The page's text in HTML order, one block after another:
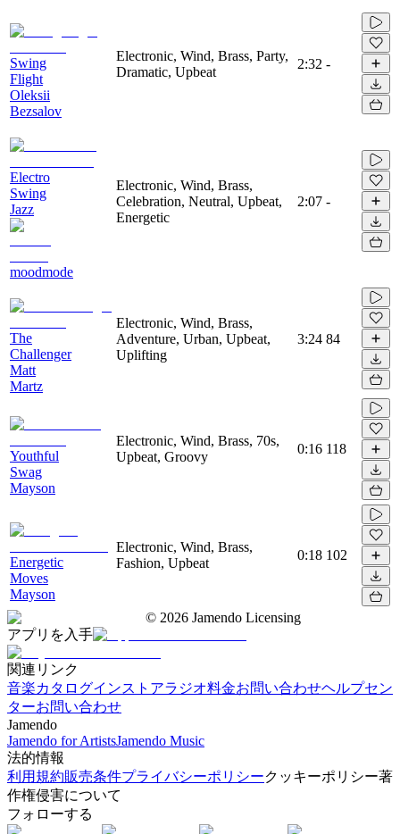
Swing
Flight
Oleksii
Bezsalov
Electronic, Wind, Brass, Party,
Dramatic, Upbeat
2:32 -
Electro
Swing
Jazz
moodmode
Electronic, Wind, Brass,
Celebration, Neutral, Upbeat,
Energetic
2:07 -
The
Challenger
Matt
Martz
Electronic, Wind, Brass,
Adventure, Urban, Upbeat,
Uplifting
3:24 84
Youthful
Swag
Mayson
Electronic, Wind, Brass, 70s,
Upbeat, Groovy
0:16 118
Energetic
Moves
Mayson
Electronic, Wind, Brass,
Fashion, Upbeat
0:18 102
© 2026 Jamendo Licensing
アプリを入手
関連リンク
音楽カタログインストアラジオ料金お問い合わせヘルプセン
ターお問い合わせ
Jamendo
Jamendo for ArtistsJamendo Music
法的情報
利用規約販売条件プライバシーポリシークッキーポリシー著
作権侵害について
フォローする